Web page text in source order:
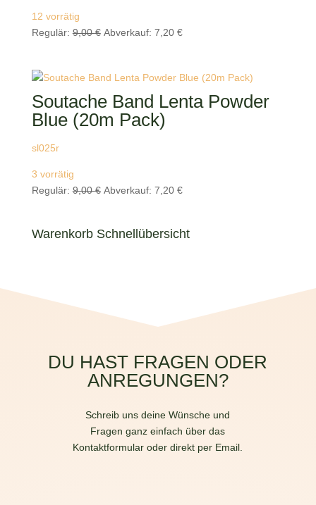
12 vorrätig
Regulär: 9,00€ Ursprünglicher
9,00 €
Abverkauf: 7,20 €Aktueller
7,20 €.
Soutache Band Lenta Powder
Blue (20m Pack)
sl025r
3 vorrätig
Regulär: 9,00€ Ursprünglicher
9,00 €
Abverkauf: 7,20 €Aktueller
7,20 €.
Warenkorb Schnellübersicht
DU HAST FRAGEN ODER
ANREGUNGEN?
Schreib uns deine Wünsche und
Fragen ganz einfach über das
Kontaktformular oder direkt per Email.